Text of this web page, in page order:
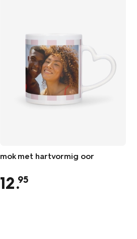
mok met hartvormig oor
12.95